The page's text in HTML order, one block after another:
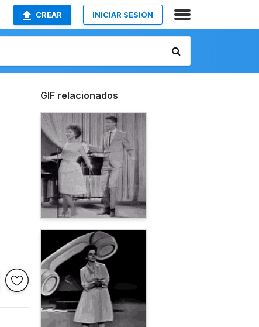
CREAR INICIAR SESIÓN
GIF relacionados